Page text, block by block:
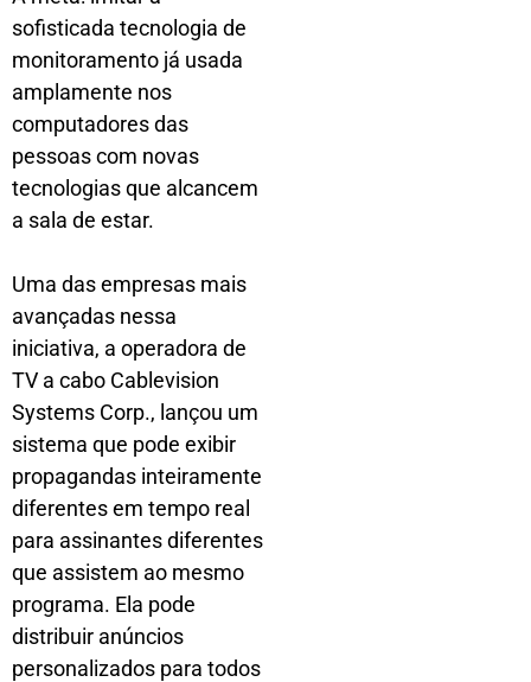
sofisticada tecnologia de
monitoramento já usada
amplamente nos
computadores das
pessoas com novas
tecnologias que alcancem
a sala de estar.
Uma das empresas mais
avançadas nessa
iniciativa, a operadora de
TV a cabo Cablevision
Systems Corp., lançou um
sistema que pode exibir
propagandas inteiramente
diferentes em tempo real
para assinantes diferentes
que assistem ao mesmo
programa. Ela pode
distribuir anúncios
personalizados para todos